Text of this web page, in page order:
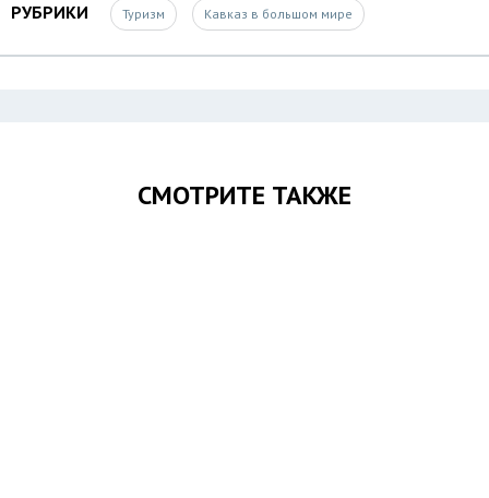
РУБРИКИ Туризм Кавказ в большом мире
СМОТРИТЕ ТАКЖЕ